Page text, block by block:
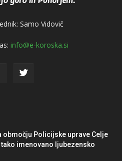
Samo Vidovič
info@e-koroska.si
območju Policijske uprave Celje
imenovano ljubezensko